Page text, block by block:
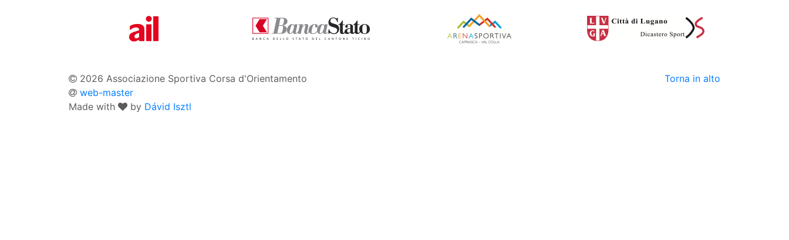
Torna in alto
2026 Associazione Sportiva Corsa d'Orientamento
web-master
Made with
by Dávid Isztl